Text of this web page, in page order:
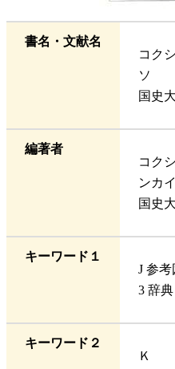
書名・文献名
コク
ソ
国史
編著者
コク
ンカイ
国史
キーワード１
J 参
3 辞
キーワード２
Ｋ